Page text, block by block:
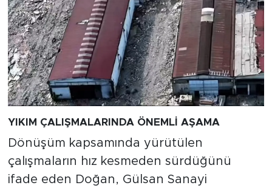
YIKIM ÇALIŞMALARINDA ÖNEMLİ AŞAMA
Dönüşüm kapsamında yürütülen
çalışmaların hız kesmeden sürdüğünü
ifade eden Doğan, Gülsan Sanayi